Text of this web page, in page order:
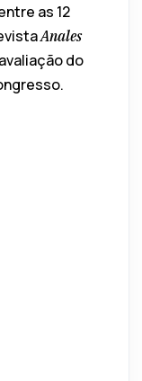
as 12
Anales
do